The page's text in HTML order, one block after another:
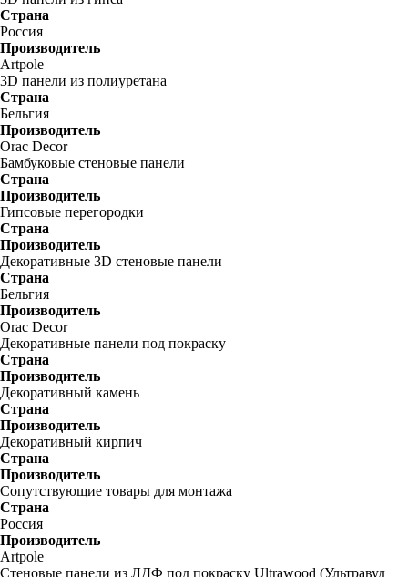
Страна
Россия
Производитель
Artpole
3D панели из полиуретана
Страна
Бельгия
Производитель
Orac Decor
Бамбуковые стеновые панели
Страна
Производитель
Гипсовые перегородки
Страна
Производитель
Декоративные 3D стеновые панели
Страна
Бельгия
Производитель
Orac Decor
Декоративные панели под покраску
Страна
Производитель
Декоративный камень
Страна
Производитель
Декоративный кирпич
Страна
Производитель
Сопутствующие товары для монтажа
Страна
Россия
Производитель
Artpole
Стеновые панели из ЛДФ под покраску Ultrawood (Ультравуд